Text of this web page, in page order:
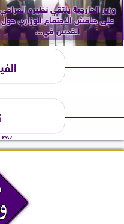
وزير الخارجية يلتقي نظيره العراقي
على هامش الاجتماع الوزاري حول
القدس في...